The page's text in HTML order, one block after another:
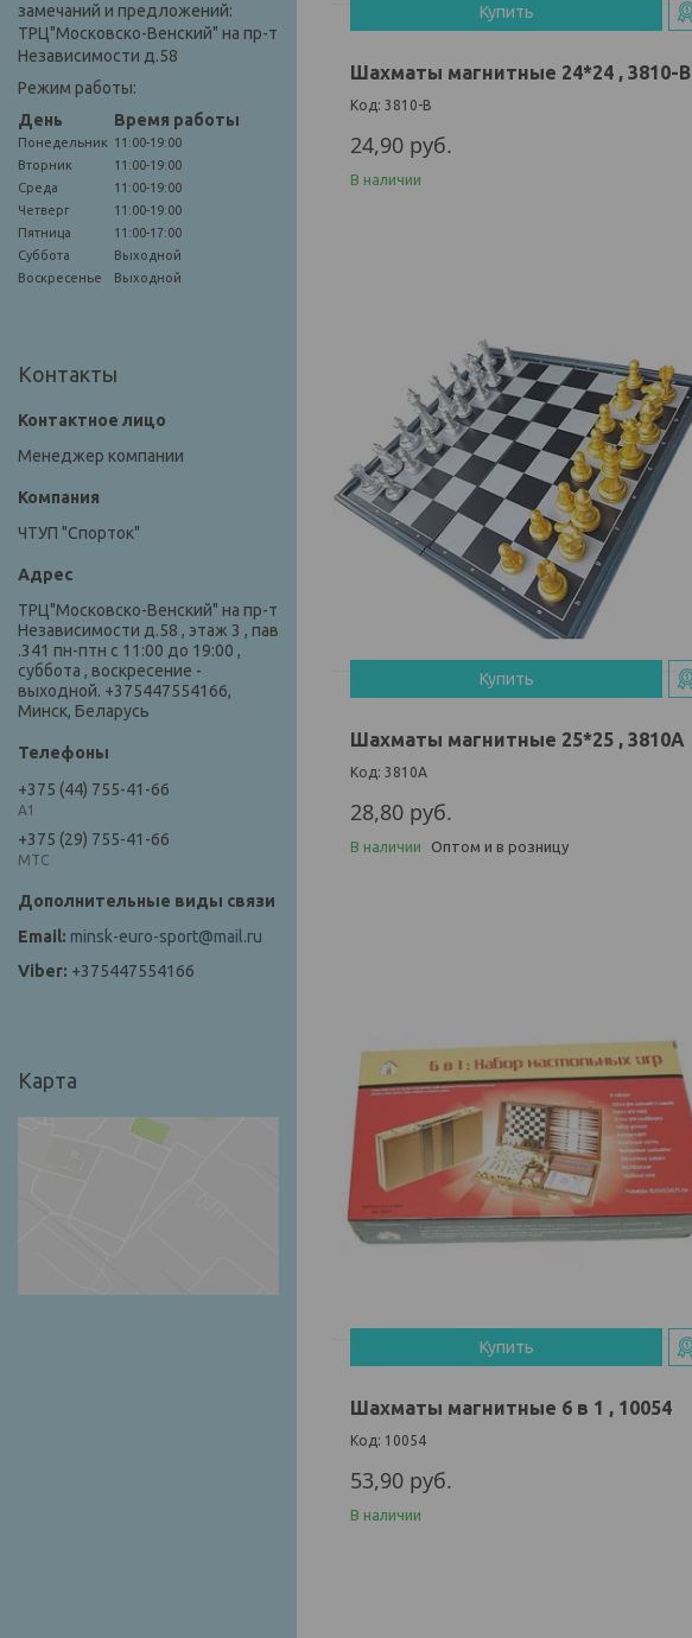
Купить
Шахматы магнитные 24*24 , 3810-B
3810-B
24,90 руб.
В наличии
Купить
Шахматы магнитные 25*25 , 3810А
3810А
28,80 руб.
В наличии Оптом и в розницу
Купить
Шахматы магнитные 6 в 1 , 10054
10054
53,90 руб.
В наличии
замечаний и предложений:
ТРЦ"Московско-Венский" на пр-т
Независимости д.58
Режим работы:
День
Время работы
Понедельник 11:00-19:00
Вторник
11:00-19:00
Среда
11:00-19:00
Четверг
11:00-19:00
Пятница
11:00-17:00
Суббота
Выходной
Воскресенье
Выходной
Контакты
Менеджер компании
ЧТУП "Спорток"
ТРЦ"Московско-Венский" на пр-т
Независимости д.58 , этаж 3 , пав
.341 пн-птн с 11:00 до 19:00 ,
суббота , воскресение -
выходной. +375447554166,
Минск, Беларусь
+375 (44) 755-41-66
А1
+375 (29) 755-41-66
МТС
minsk-euro-sport@mail.ru
+375447554166
Карта